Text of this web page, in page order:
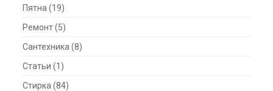
Пятна (19)
Ремонт(5)
Сантехника (8)
Статьи (1)
Стирка (84)